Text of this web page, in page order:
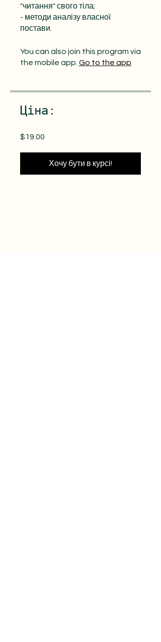
"читання" свого тіла;
- методи аналізу власної
постави.
You can also join this program via
the mobile app. Go to the app
Ціна:
$19.00
Хочу бути в курсі!